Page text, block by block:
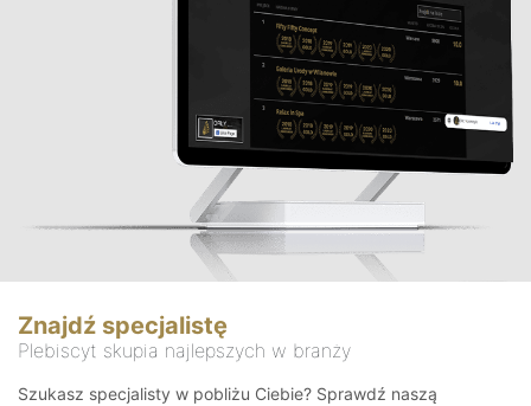
Znajdź specjalistę
Plebiscyt skupia najlepszych w branży
Szukasz specjalisty w pobliżu Ciebie? Sprawdź naszą